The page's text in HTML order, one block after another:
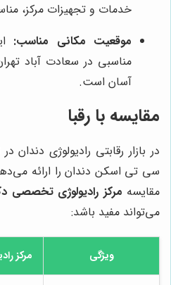
خدمات و تجهیزات مرکز،
موقعیت مکانی مناسب:
مناسبی در سعادت آباد
آسان است.
مقایسه با رقبا
در بازار رقابتی رادیولوژی دندان
سی تی اسکن دندان را ارائه
مقایسه مرکز رادیولوژی تخصصی
می‌تواند مفید باشد:
ویژگی مرکز